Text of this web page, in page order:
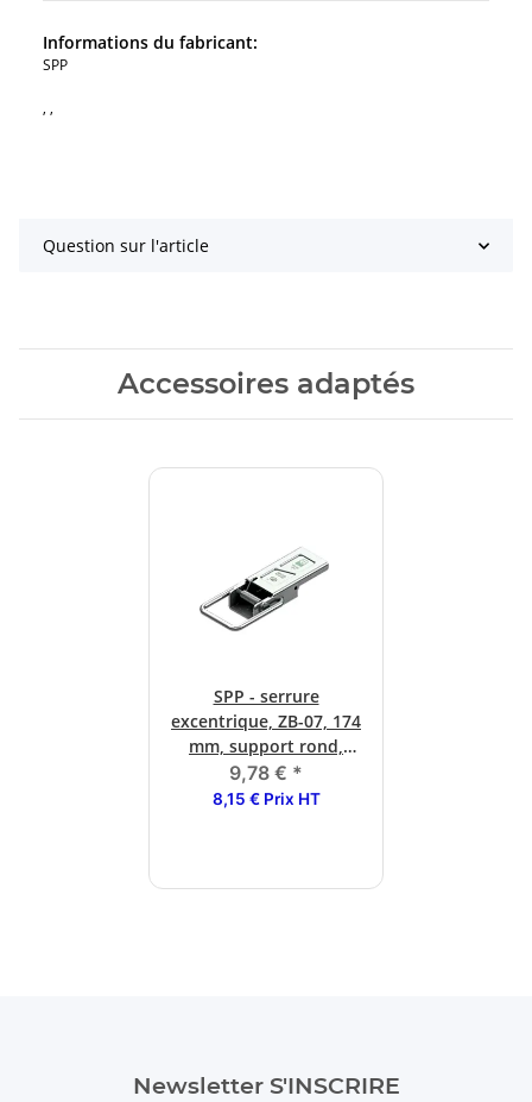
Informations du fabricant:
SPP
, ,
Question sur l'article
Accessoires adaptés
SPP - serrure
excentrique, ZB-07, 174
mm, support rond,
galvanisé
9,78 € *
8,15 € Prix HT
Newsletter S'INSCRIRE